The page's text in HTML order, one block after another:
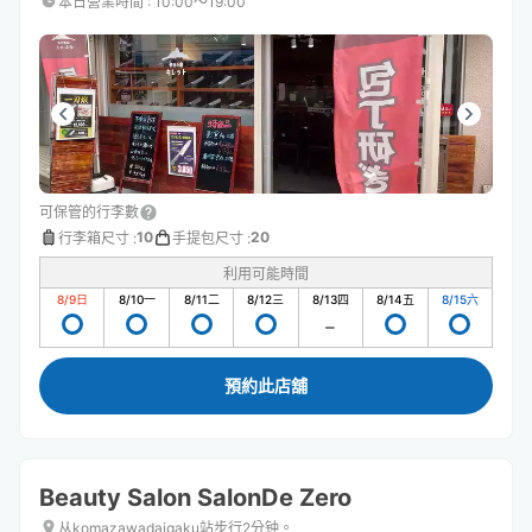
可保管的行李數
行李箱尺寸 :10 手提包尺寸 :20
利用可能時間
8/9日 8/10一 8/11二 8/12三 8/13四 8/14五 8/15六
預約此店舖
Beauty Salon SalonDe Zero
从komazawadaigaku站步行2分钟。